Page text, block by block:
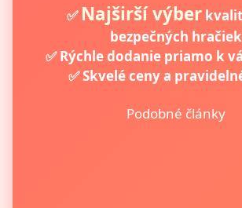
✅ Najširší výber
bezpečných hračiek
✅ Rýchle dodanie priamo k
✅ Skvelé ceny a
Podobné články